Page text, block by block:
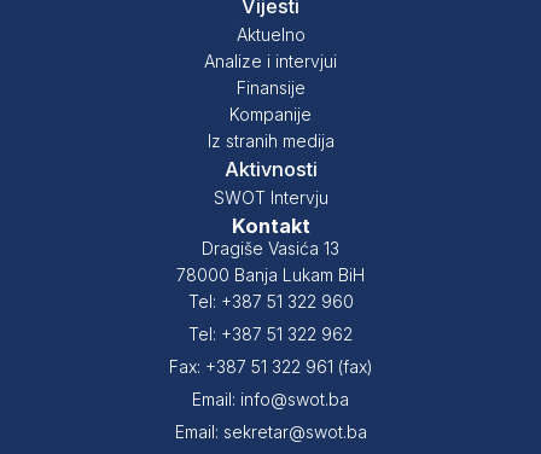
Vijesti
Aktuelno
Analize i intervjui
Finansije
Kompanije
Iz stranih medija
Aktivnosti
SWOT Intervju
Kontakt
Dragiše Vasića 13
78000 Banja Lukam BiH
Tel: +387 51 322 960
Tel: +387 51 322 962
Fax: +387 51 322 961 (fax)
Email: info@swot.ba
Email: sekretar@swot.ba